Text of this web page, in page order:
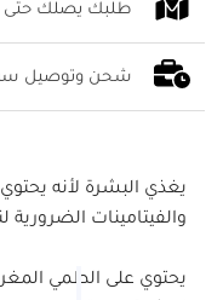
طلبك يصلك حتى
شحن وتوصيل
يغذي البشرة لأنه
والفيتامينات الضرورية
يحتوي على الطمي